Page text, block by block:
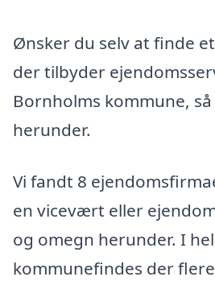
Ønsker du selv at finde
der tilbyder
Bornholms kommune,
herunder.
Vi fandt 8
en vicevært eller
og omegn herunder. I
kommunefindes der flere